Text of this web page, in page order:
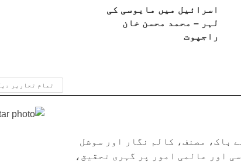
اسرائیل میں مایوسی کی
لہر – محمد محسن خان
راجپوت
تمام تحاریر
باک، مصنف، کالم نگار اور سوشل
اور عالمی امور پر گہری تحقیق،